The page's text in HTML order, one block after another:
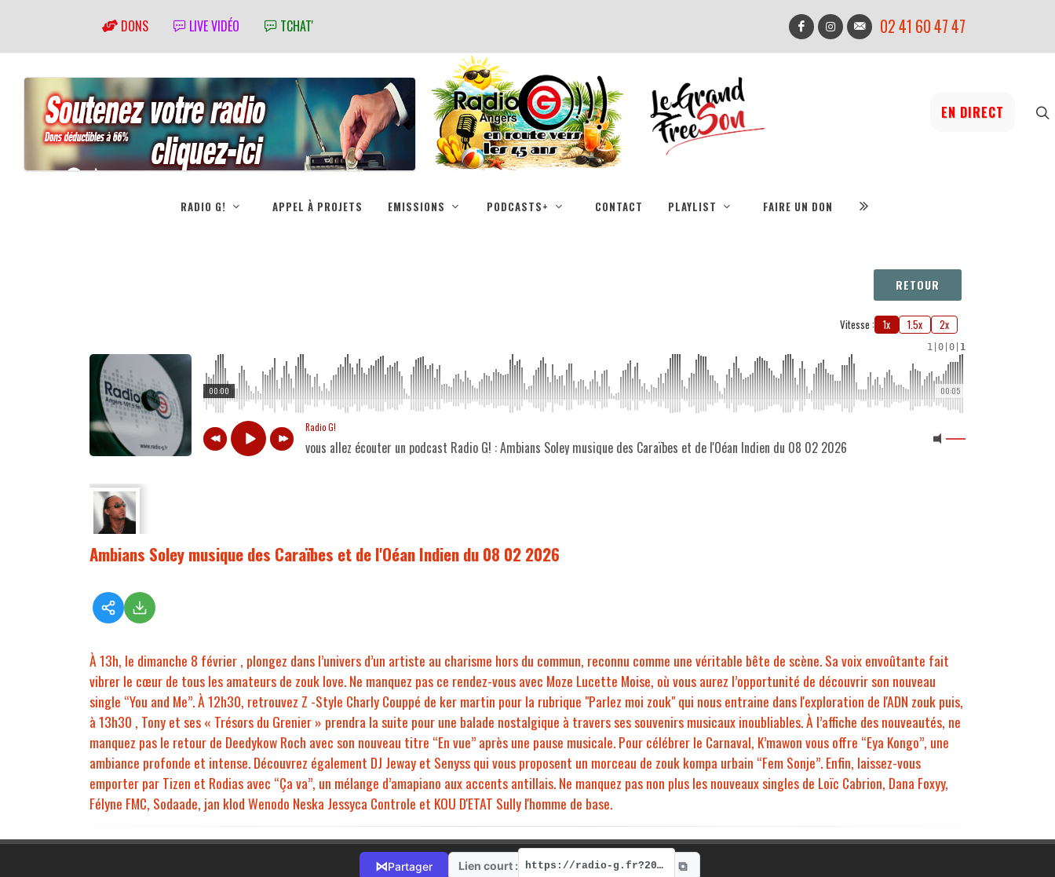
DONS LIVE VIDÉO TCHAT' 02 41 60 47 47
EN DIRECT
RADIO G! APPEL À PROJETS EMISSIONS PODCASTS+ CONTACT PLAYLIST FAIRE UN DON
RETOUR
Vitesse : 1x 1.5x 2x
1 0 0 1
00:05
00:00
Radio G!
vous allez écouter un podcast Radio G! : Ambians Soley musique des Caraïbes et de l'Oéan Indien du 08 02 2026
Ambians Soley musique des Caraïbes et de l'Oéan Indien du 08 02 2026
À 13h, le dimanche 8 février , plongez dans l’univers d’un artiste au charisme hors du commun, reconnu comme une véritable bête de scène. Sa voix envoûtante fait
vibrer le cœur de tous les amateurs de zouk love. Ne manquez pas ce rendez-vous avec Moze Lucette Moise, où vous aurez l’opportunité de découvrir son nouveau
single “You and Me”. À 12h30, retrouvez Z -Style Charly Couppé de ker martin pour la rubrique "Parlez moi zouk" qui nous entraine dans l'exploration de l'ADN zouk puis,
à 13h30 , Tony et ses « Trésors du Grenier » prendra la suite pour une balade nostalgique à travers ses souvenirs musicaux inoubliables. À l’affiche des nouveautés, ne
manquez pas le retour de Deedykow Roch avec son nouveau titre “En vue” après une pause musicale. Pour célébrer le Carnaval, K’mawon vous offre “Eya Kongo”, une
ambiance profonde et intense. Découvrez également DJ Jeway et Senyss qui vous proposent un morceau de zouk kompa urbain “Fem Sonje”. Enfin, laissez-vous
emporter par Tizen et Rodias avec “Ça va”, un mélange d’amapiano aux accents antillais. Ne manquez pas non plus les nouveaux singles de Loïc Cabrion, Dana Foxyy,
Félyne FMC, Sodaade, jan klod Wenodo Neska Jessyca Controle et KOU D'ETAT Sully l'homme de base.
⋈Partager Lien court : https://radio-g.fr?20698 ⧉